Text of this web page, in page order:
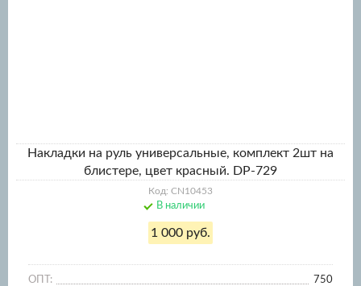
Накладки на руль универсальные, комплект 2шт на
блистере, цвет красный. DP-729
Код: CN10453
В наличии
1 000 руб.
ОПТ: 750